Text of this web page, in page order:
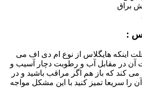
براق
:
اینکه هایگلاس از نوع ام دی اف می
آن در مقابل آب و رطوبت دچار آسیب و
کند که باز هم اگر مراقب باشید و در
سریعا تمیز کنید با این مشکل مواجه